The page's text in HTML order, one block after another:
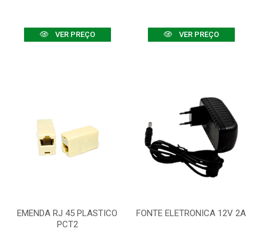
VER PREÇO VER PREÇO
EMENDA RJ 45 PLASTICO
PCT2
FONTE ELETRONICA 12V 2A